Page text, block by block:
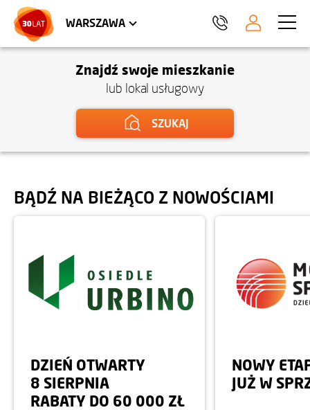
WARSZAWA
HEL
Znajdź swoje mieszkanie
lub lokal usługowy
SZUKAJ
BĄDŹ NA BIEŻĄCO Z NOWOŚCIAMI
DZIEŃ OTWARTY
8 SIERPNIA
RABATY DO 60 000 ZŁ
NOWY
JUŻ W